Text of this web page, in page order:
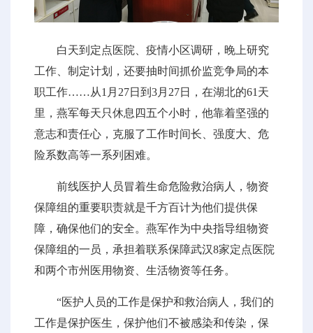
白天到定点医院、疫情小区调研，晚上研究
工作、制定计划，还要抽时间抓价监竞争局的本
职工作……从1月27日到3月27日，在湖北的61天
里，燕军每天只休息四五个小时，他靠着坚强的
意志和责任心，克服了工作时间长、强度大、危
险系数高等一系列困难。
前线医护人员冒着生命危险救治病人，物资
保障组的重要职责就是千方百计为他们提供保
障，确保他们的安全。燕军作为中央指导组物资
保障组的一员，承担着联系保障武汉8家定点医院
和两个市州医用物资、生活物资等任务。
“医护人员的工作是保护和救治病人，我们的
工作是保护医生，保护他们不被感染和传染，保